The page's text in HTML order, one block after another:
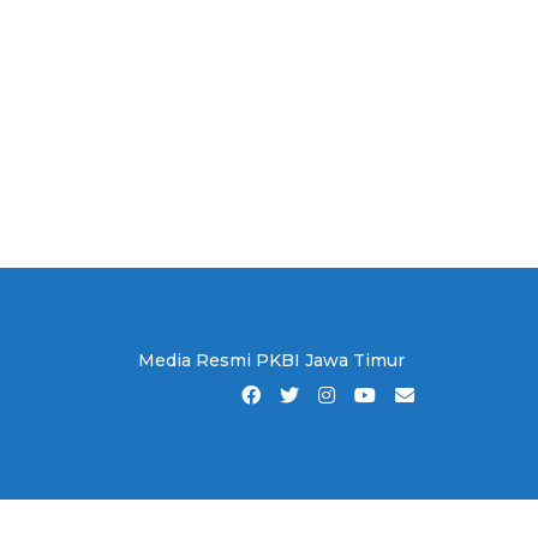
Media Resmi PKBI Jawa Timur